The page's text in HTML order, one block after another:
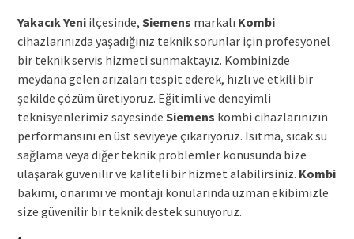
Yakacık Yeniilçesinde, Siemens markalı Kombi
cihazlarınızda yaşadığınız teknik sorunlar için profesyonel
bir teknik servis hizmeti sunmaktayız. Kombinizde
meydana gelen arızaları tespit ederek, hızlı ve etkili bir
şekilde çözüm üretiyoruz. Eğitimli ve deneyimli
teknisyenlerimiz sayesinde Siemens kombi cihazlarınızın
performansını en üst seviyeye çıkarıyoruz. Isıtma, sıcak su
sağlama veya diğer teknik problemler konusunda bize
ulaşarak güvenilir ve kaliteli bir hizmet alabilirsiniz. Kombi
bakımı, onarımı ve montajı konularında uzman ekibimizle
size güvenilir bir teknik destek sunuyoruz.